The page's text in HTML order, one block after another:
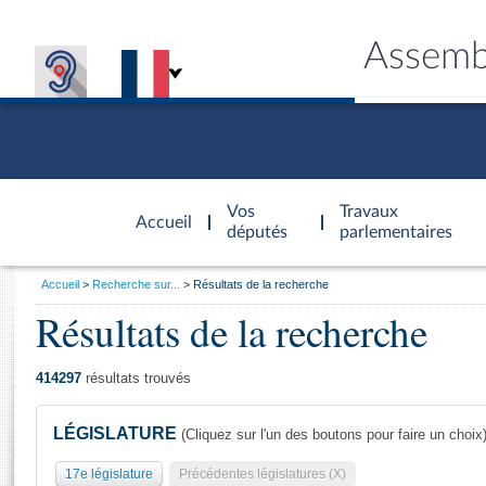
Accueil
d'accueil
Vos
députés
Travaux
parlementaires
Général
Vous
Accueil Recherche sur... Résultats de la recherche
Résultats de la recherche
414297 résultats trouvés
LÉGISLATURE (Cliquez sur l'un des boutons pour faire un choix)
17e législature Précédentes législatures (X)